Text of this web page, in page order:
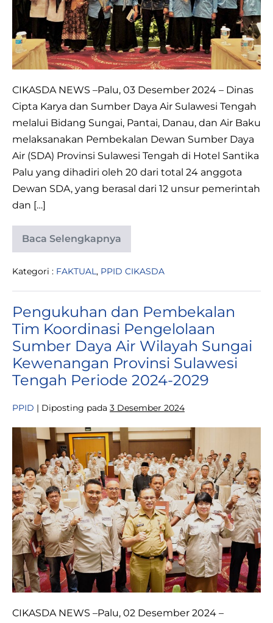
Dalam
Perkuat
Ketahanan
Air
Provinsi
Sulawesi
Tengah
CIKASDA NEWS –Palu, 03 Desember 2024 – Dinas
Cipta Karya dan Sumber Daya Air Sulawesi Tengah
melalui Bidang Sungai, Pantai, Danau, dan Air Baku
melaksanakan Pembekalan Dewan Sumber Daya
Air (SDA) Provinsi Sulawesi Tengah di Hotel Santika
Palu yang dihadiri oleh 20 dari total 24 anggota
Dewan SDA, yang berasal dari 12 unsur pemerintah
dan […]
Baca Selengkapnya
Pembekalan
Dewan
Daya
Upaya
Perkuat
Ketahanan
Air
di
Provinsi
Sulawesi
Tengah
Kategori : FAKTUAL , PPID CIKASDA
Pengukuhan dan Pembekalan
Tim Koordinasi Pengelolaan
Sumber Daya Air Wilayah Sungai
Kewenangan Provinsi Sulawesi
Tengah Periode 2024-2029
PPID | Diposting pada 3 Desember 2024
Pengukuhan
Pembekalan
Tim
Koordinasi
Pengelolaan
Sumber
Daya
Air
Wilayah
Kewenangan
CIKASDA NEWS –Palu, 02 Desember 2024 –